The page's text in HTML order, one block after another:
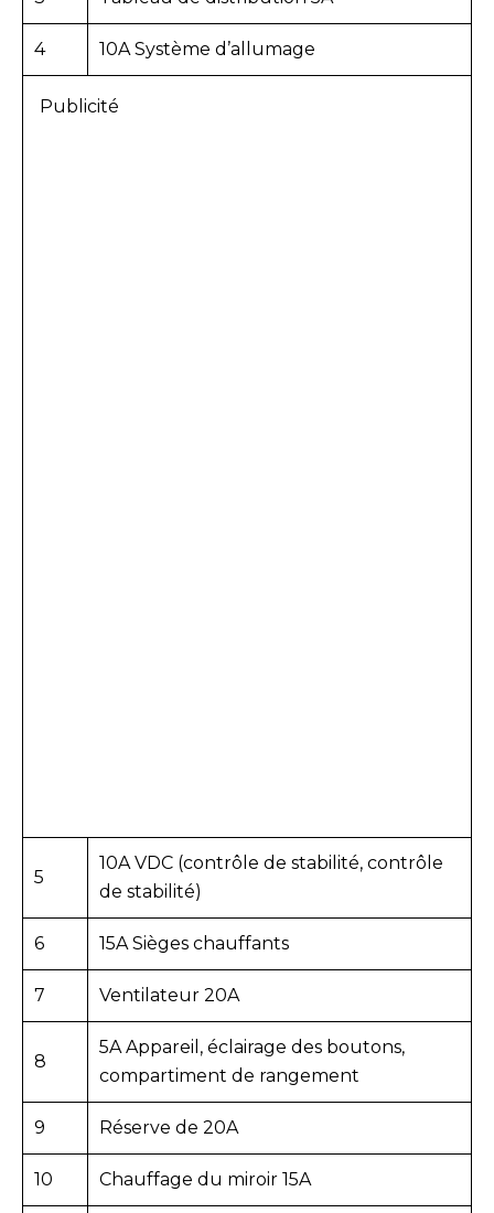
4 10A Système d’allumage
Publicité
5
10A VDC (contrôle de stabilité, contrôle
de stabilité)
6 15A Sièges chauffants
7 Ventilateur 20A
8
5A Appareil, éclairage des boutons,
compartiment de rangement
9 Réserve de 20A
10 Chauffage du miroir 15A